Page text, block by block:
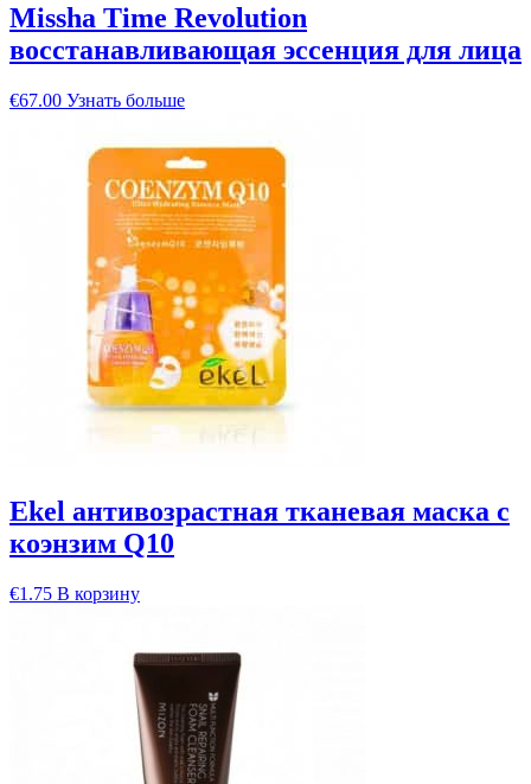
Missha Time Revolution
восстанавливающая эссенция для лица
€67.00 Узнать больше
Ekel антивозрастная тканевая маска с
коэнзим Q10
€1.75 В корзину